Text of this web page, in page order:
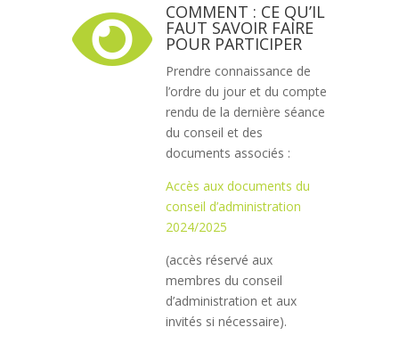
 COMMENT : CE QU’IL
FAUT SAVOIR FAIRE
POUR PARTICIPER
Prendre connaissance de
l’ordre du jour et du compte
rendu de la dernière séance
du conseil et des
documents associés :
Accès aux documents du
conseil d’administration
2024/2025
(accès réservé aux
membres du conseil
d’administration et aux
invités si nécessaire).